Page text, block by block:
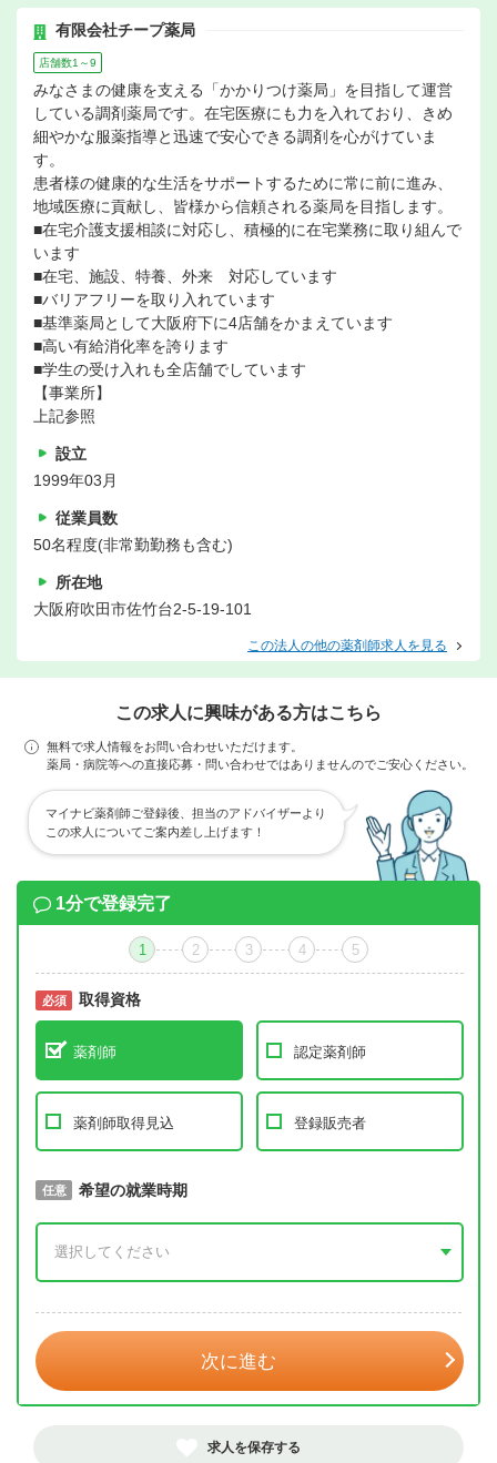
有限会社チープ薬局
店舗数1～9
みなさまの健康を支える「かかりつけ薬局」を目指して運営
している調剤薬局です。在宅医療にも力を入れており、きめ
細やかな服薬指導と迅速で安心できる調剤を心がけていま
す。
患者様の健康的な生活をサポートするために常に前に進み、
地域医療に貢献し、皆様から信頼される薬局を目指します。
■在宅介護支援相談に対応し、積極的に在宅業務に取り組んで
います
■在宅、施設、特養、外来 対応しています
■バリアフリーを取り入れています
■基準薬局として大阪府下に4店舗をかまえています
■高い有給消化率を誇ります
■学生の受け入れも全店舗でしています
【事業所】
上記参照
設立
1999年03月
従業員数
50名程度(非常勤勤務も含む)
所在地
大阪府吹田市佐竹台2-5-19-101
この法人の他の薬剤師求人を見る
この求人に興味がある方はこちら
無料で求人情報をお問い合わせいただけます。
薬局・病院等への直接応募・問い合わせではありませんのでご安心ください。
マイナビ薬剤師ご登録後、担当のアドバイザーより
この求人についてご案内差し上げます！
1分で登録完了
1 2 3 4 5
必須 取得資格
薬剤師 認定薬剤師
薬剤師取得見込 登録販売者
必須 取得予定年
任意 希望の就業時期
次に進む
求人を保存する